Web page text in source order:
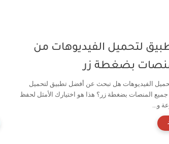
لتحميل الفيديوهات من
بضغطة زر
الفيديوهات هل تبحث عن أفضل تطبيق لتحميل
جميع المنصات بضغطة زر؟ هذا هو اختيارك الأمثل لحفظ
و...